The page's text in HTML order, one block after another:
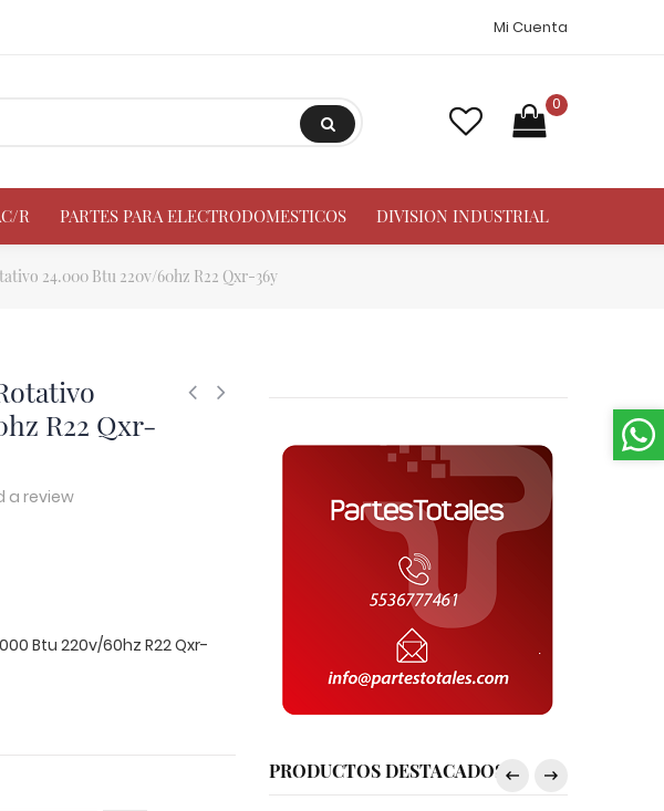
Mi Cuenta
0
R PARTES PARA ELECTRODOMESTICOS DIVISION INDUSTRIAL
24.000 Btu 220v/60hz R22 Qxr-36y
R22 Qxr-
a review
Btu 220v/60hz R22 Qxr-
PRODUCTOS DESTACADOS